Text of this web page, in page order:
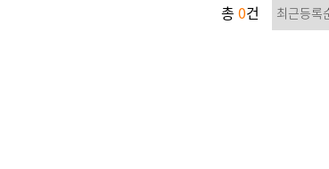
총 0건